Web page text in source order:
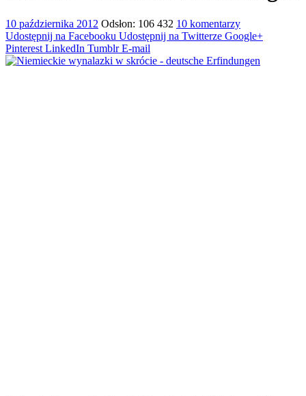
10 października 2012 Odsłon: 106 432 10 komentarzy
Udostępnij na Facebooku Udostępnij na Twitterze Google+
Pinterest LinkedIn Tumblr E-mail